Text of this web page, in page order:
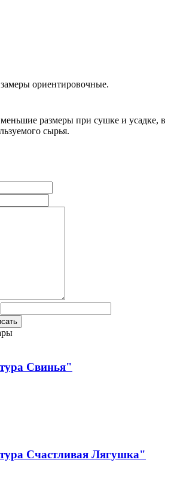
ориентировочные.
размеры при сушке и усадке, в
сырья.
Свинья"
Счастливая Лягушка"